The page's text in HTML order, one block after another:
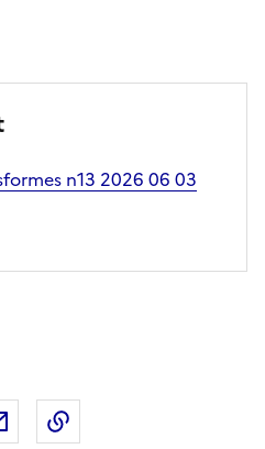
n13 2026 06 03
X (anciennement Twitter)
sur LinkedIn
Partager par email